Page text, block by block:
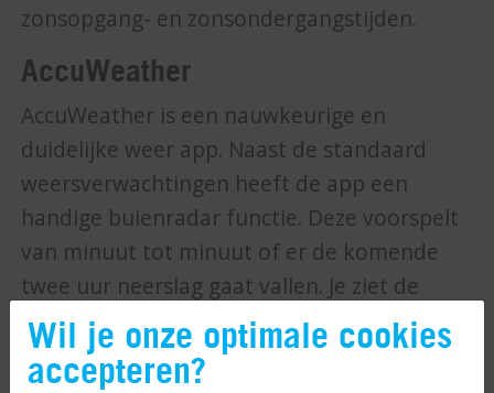
zonsopgang- en zonsondergangstijden.
AccuWeather
AccuWeather is een nauwkeurige en
duidelijke weer app. Naast de standaard
weersverwachtingen heeft de app een
handige buienradar functie. Deze voorspelt
van minuut tot minuut of er de komende
twee uur neerslag gaat vallen. Je ziet de
hoeveelheid neerslag en de begin- en
eindtijd.
Wil je onze optimale cookies
accepteren?